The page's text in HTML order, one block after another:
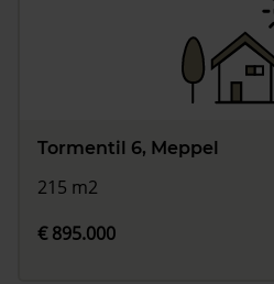
Tormentil 6, Meppel
215 m2
€ 895.000